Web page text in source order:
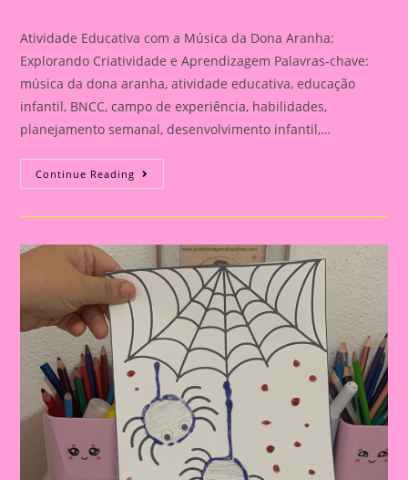
Atividade Educativa com a Música da Dona Aranha:
Explorando Criatividade e Aprendizagem Palavras-chave:
música da dona aranha, atividade educativa, educação
infantil, BNCC, campo de experiência, habilidades,
planejamento semanal, desenvolvimento infantil,…
Continue Reading Atividade
Educativa
Dona
Aranha:
Explorando
Criatividade
E
Aprendizagem